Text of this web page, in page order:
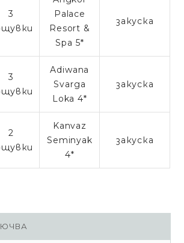
3
Palace
Resort &
Spa 5*
закуска
3
Adiwana
Svarga
Loka 4*
закуска
2
Kanvaz
Seminyak
4*
закуска